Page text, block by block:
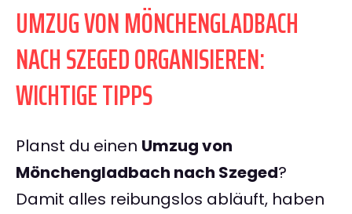
UMZUG VON MÖNCHENGLADBACH
NACH SZEGED ORGANISIEREN:
WICHTIGE TIPPS
Planst du einen Umzug von
Mönchengladbach nach Szeged?
Damit alles reibungslos abläuft, haben